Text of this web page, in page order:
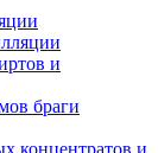
и
браги
концентратов и